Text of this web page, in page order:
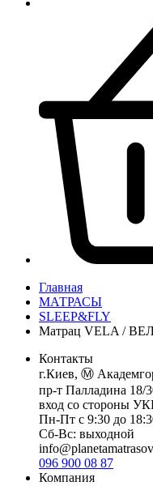
Главная
МАТРАСЫ
SLEEP&FLY
Матрац VELA /
Контакты
г.Киев, Ⓜ️
пр-т Палладина 18/
вход со стороны
Пн-Пт с 9:30 до
Сб-Вс: выходной
096 900 08 87
Компания